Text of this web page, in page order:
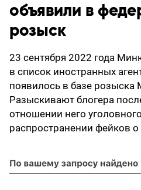
объявили в
розыск
23 сентября 2022 года
в список иностранных
появилось в базе
Разыскивают блогера
отношении него
распространении фейков